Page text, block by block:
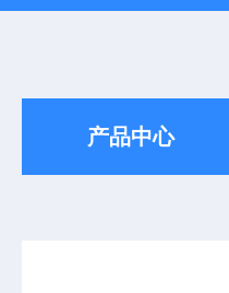
产品中心